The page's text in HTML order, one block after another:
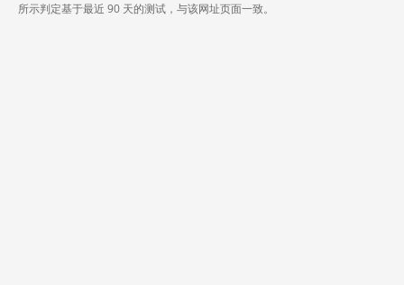
所示判定基于最近 90 天的测试，与该网址页面一致。